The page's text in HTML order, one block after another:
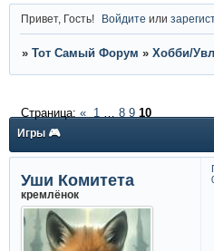
Привет, Гость! Войдите или
» Тот Самый Форум » Хобби/
Игры 🎮
Страница: « 1 8 9 10
Уши Комитета
кремлёнок